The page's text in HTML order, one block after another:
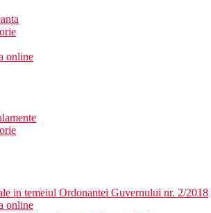
online
in temeiul Ordonantei Guvernului nr. 2/2018
online